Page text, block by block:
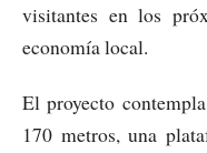
visitantes en los
economía local.
El proyecto
170 metros, una